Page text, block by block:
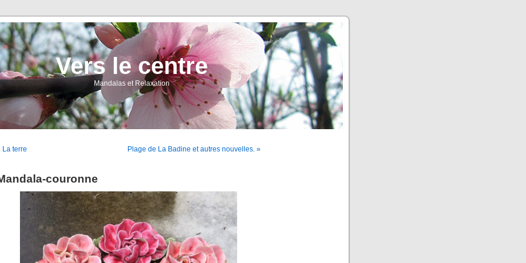
Vers le centre
Mandalas et Relaxation
La terre Plage de La Badine et autres nouvelles. »
couronne